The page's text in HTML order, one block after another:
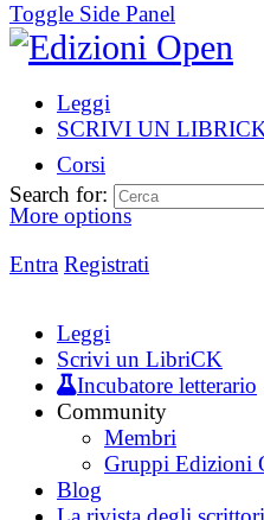
Toggle Side Panel
Leggi
SCRIVI UN
Corsi
More options
Entra Registrati
Search for:
Leggi
Scrivi un LibriCK
Incubatore letterario
Community
Membri
Gruppi Edizioni
Blog